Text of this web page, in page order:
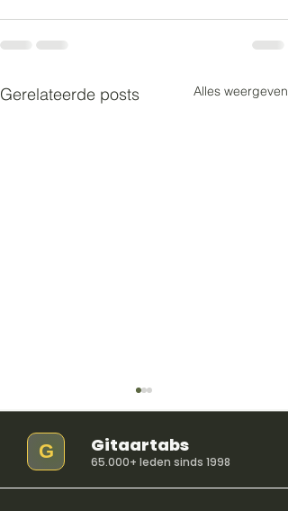
Gerelateerde posts Alles weergeven
G Gitaartabs
65.000+ leden sinds 1998